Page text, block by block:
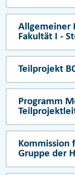
Allgemeiner
Fakultät I -
Teilprojekt
Programm
Kommission
Gruppe der